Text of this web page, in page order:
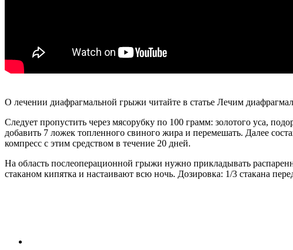
О лечении диафрагмальной грыжи читайте в статье Лечим
Следует пропустить через мясорубку по 100 грамм: золотого уса,
добавить 7 ложек топленного свиного жира и перемешать. Далее
компресс с этим средством в течение 20 дней.
На область послеоперационной грыжи нужно прикладывать
стаканом кипятка и настаивают всю ночь. Дозировка: 1/3 стакана